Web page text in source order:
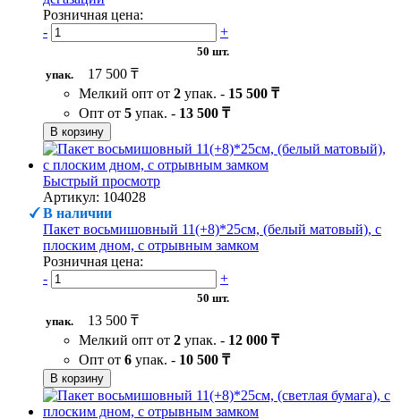
Розничная цена:
-
+
50 шт.
упак.
17 500 ₸
Мелкий опт от 2 упак. - 15 500 ₸
Опт от 5 упак. - 13 500 ₸
В корзину
Быстрый просмотр
Артикул: 104028
В наличии
Пакет восьмишовный 11(+8)*25см, (белый матовый), с
плоским дном, с отрывным замком
Розничная цена:
-
+
50 шт.
упак.
13 500 ₸
Мелкий опт от 2 упак. - 12 000 ₸
Опт от 6 упак. - 10 500 ₸
В корзину